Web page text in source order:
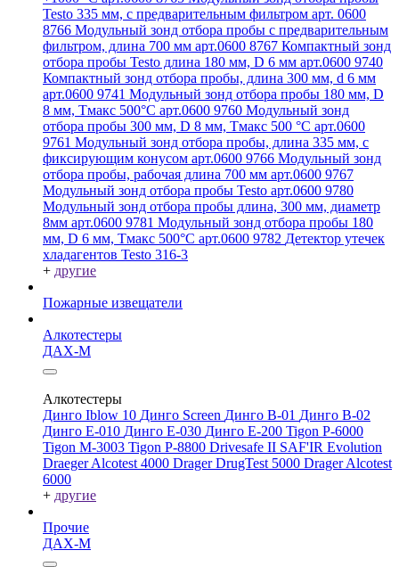
Testo 335 мм, с предварительным фильтром арт. 0600
8766 Модульный зонд отбора пробы с предварительным
фильтром, длина 700 мм арт.0600 8767 Компактный зонд
отбора пробы Testo длина 180 мм, D 6 мм арт.0600 9740
Компактный зонд отбора пробы, длина 300 мм, d 6 мм
арт.0600 9741 Модульный зонд отбора пробы 180 мм, D
8 мм, Tмакс 500°С арт.0600 9760 Модульный зонд
отбора пробы 300 мм, D 8 мм, Tмакс 500 °C арт.0600
9761 Модульный зонд отбора пробы, длина 335 мм, с
фиксирующим конусом арт.0600 9766 Модульный зонд
отбора пробы, рабочая длина 700 мм арт.0600 9767
Модульный зонд отбора пробы Testo арт.0600 9780
Модульный зонд отбора пробы длина, 300 мм, диаметр
8мм арт.0600 9781 Модульный зонд отбора пробы 180
мм, D 6 мм, Tмакс 500°С арт.0600 9782 Детектор утечек
хладагентов Testo 316-3
+ другие
Пожарные извещатели
Алкотестеры
ДАХ-М
Алкотестеры
Динго Iblow 10 Динго Screen Динго В-01 Динго В-02
Динго Е-010 Динго Е-030 Динго Е-200 Tigon P-6000
Tigon M-3003 Tigon P-8800 Drivesafe II SAF'IR Evolution
Draeger Alcotest 4000 Drager DrugTest 5000 Drager Alcotest
6000
+ другие
Прочие
ДАХ-М